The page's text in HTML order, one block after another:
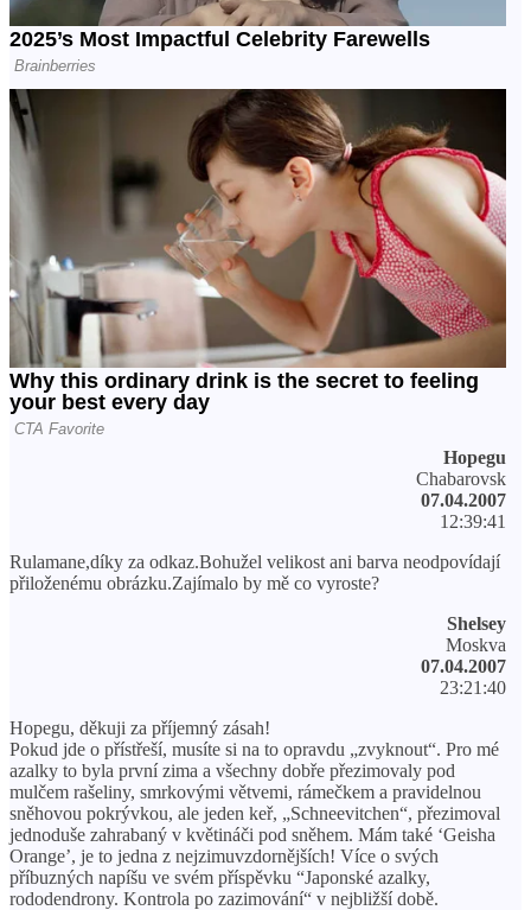
Hopegu
Chabarovsk
07.04.2007
12:39:41
Rulamane,díky za odkaz.Bohužel velikost ani barva neodpovídají
přiloženému obrázku.Zajímalo by mě co vyroste?
Shelsey
Moskva
07.04.2007
23:21:40
Hopegu, děkuji za příjemný zásah!
Pokud jde o přístřeší, musíte si na to opravdu „zvyknout“. Pro mé
azalky to byla první zima a všechny dobře přezimovaly pod
mulčem rašeliny, smrkovými větvemi, rámečkem a pravidelnou
sněhovou pokrývkou, ale jeden keř, „Schneevitchen“, přezimoval
jednoduše zahrabaný v květináči pod sněhem. Mám také ‘Geisha
Orange’, je to jedna z nejzimuvzdornějších! Více o svých
příbuzných napíšu ve svém příspěvku “Japonské azalky,
rododendrony. Kontrola po zazimování“ v nejbližší době.